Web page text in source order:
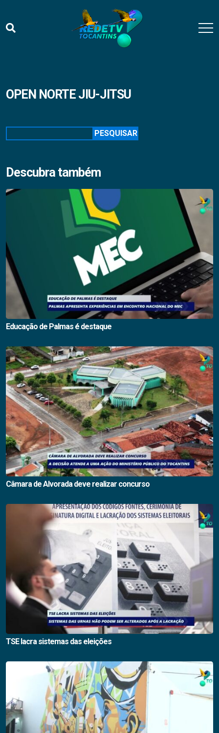
OPEN NORTE JIU-JITSU
PESQUISAR
Descubra também
Educação de Palmas é destaque
Câmara de Alvorada deve realizar concurso
TSE lacra sistemas das eleições